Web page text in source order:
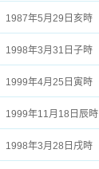
1987年5月29日亥時
1998年3月31日子時
1999年4月25日寅時
1999年11月18日辰時
1998年3月28日戌時